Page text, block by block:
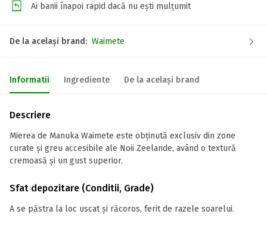
Ai banii înapoi rapid dacă nu ești mulțumit
De la același brand: Waimete
Informatii Ingrediente De la același brand
Descriere
Mierea de Manuka Waimete este obținută exclusiv din zone
curate și greu accesibile ale Noii Zeelande, având o textură
cremoasă și un gust superior.
Sfat depozitare (Conditii, Grade)
A se păstra la loc uscat și răcoros, ferit de razele soarelui.